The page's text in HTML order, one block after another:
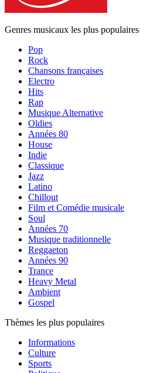
Genres musicaux les plus populaires
Pop
Rock
Chansons françaises
Electro
Hits
Rap
Musique Alternative
Oldies
Années 80
House
Indie
Classique
Jazz
Latino
Chillout
Film et Comédie musicale
Soul
Années 70
Musique traditionnelle
Reggaeton
Années 90
Trance
Heavy Metal
Ambient
Gospel
Thèmes les plus populaires
Informations
Culture
Sports